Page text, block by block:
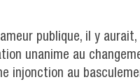
publique, il y aurait,
unanime au
injonction au